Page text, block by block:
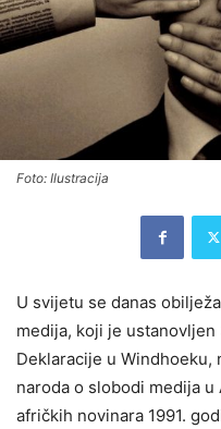
Foto: Ilustracija
U svijetu se danas
medija, koji je ustanovljen
Deklaracije u
naroda o slobodi medija
afričkih novinara 1991.